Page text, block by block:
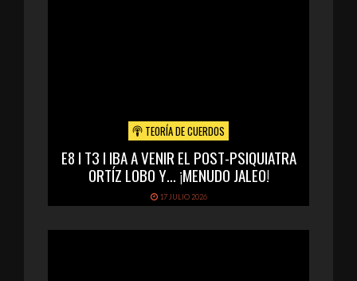
TEORÍA DE CUERDOS
E8 I T3 I IBA A VENIR EL POST-PSIQUIATRA
ORTÍZ LOBO Y… ¡MENUDO JALEO!
17 JULIO 2026